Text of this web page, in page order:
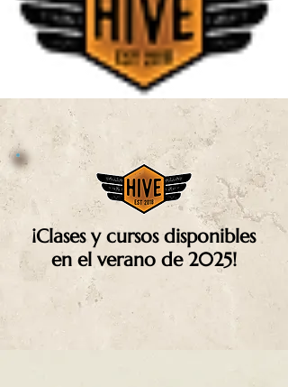
¡Clases y cursos disponibles
en el verano de 2025!